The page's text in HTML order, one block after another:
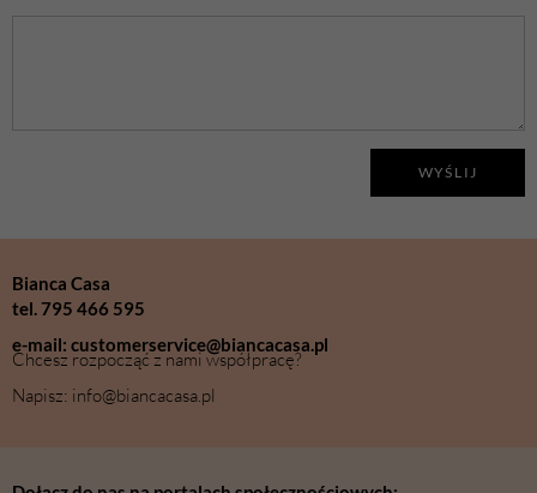
WYŚLIJ
Bianca Casa
tel. 795 466 595
e-mail: customerservice@biancacasa.pl
Chcesz rozpocząć z nami współpracę?
Napisz: info@biancacasa.pl